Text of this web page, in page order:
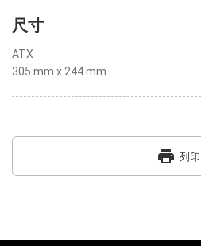
尺寸
ATX
305 mm x 244 mm
print 列印